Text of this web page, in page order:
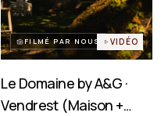
FILMÉ PAR NOUS VIDÉO
Le Domaine by A&G ·
Vendrest (Maison +